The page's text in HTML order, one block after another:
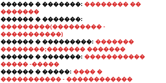
������ � �������: �������� ��
�������
������ � �������:
���������(��������� -
�����������)
������ � ���������: �������
��������;������� �������
������ � �������: �����������
����� -�����
������ � �����: ���� �
����������� - ������������